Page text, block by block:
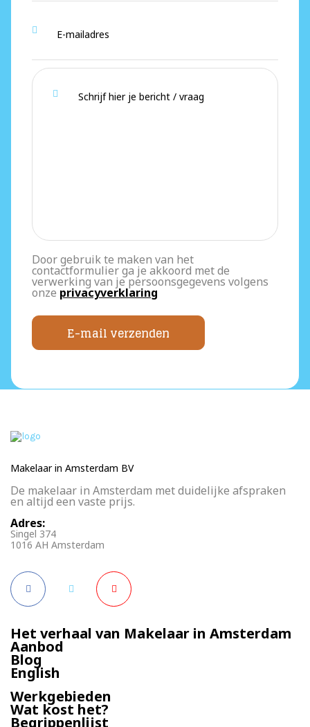
Door gebruik te maken van het
contactformulier ga je akkoord met de
verwerking van je persoonsgegevens volgens
onze privacyverklaring
E-mail verzenden
Makelaar in Amsterdam BV
De makelaar in Amsterdam met duidelijke afspraken
en altijd een vaste prijs.
Adres:
Singel 374
1016 AH Amsterdam
Het verhaal van Makelaar in Amsterdam
Aanbod
Blog
English
Werkgebieden
Wat kost het?
Begrippenlijst